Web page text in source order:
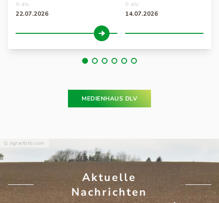
dlv
22.07.2026
dlv
14.07.2026
MEDIENHAUS DLV
agrarfoto.com
Aktuelle
Nachrichten